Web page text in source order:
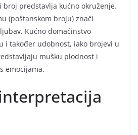
broj predstavlja kućno okruženje.
(poštanskom broju) znači
Kućno domaćinstvo
i također udobnost, iako brojevi u
mušku plodnost i
emocijama.